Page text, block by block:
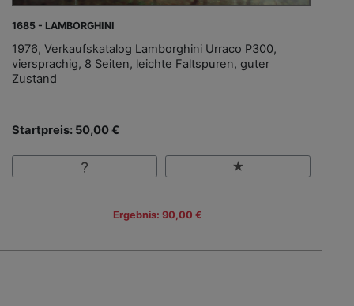
1685 - LAMBORGHINI
1976, Verkaufskatalog Lamborghini Urraco P300,
viersprachig, 8 Seiten, leichte Faltspuren, guter
Zustand
Startpreis: 50,00 €
Ergebnis: 90,00 €